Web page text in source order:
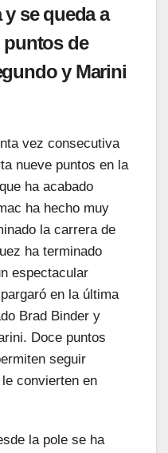
se queda a
de
y Marini
vez consecutiva
nueve puntos en la
ha acabado
ha hecho muy
la carrera de
ha terminado
espectacular
en la última
Brad Binder y
Doce puntos
seguir
convierten en
la pole se ha